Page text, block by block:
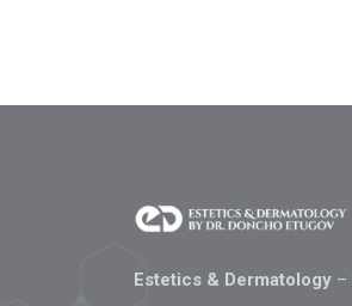
Estetics & Dermatology –